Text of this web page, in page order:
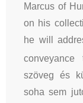
Marcus of
on his
he will
conveyance
szöveg és
soha sem